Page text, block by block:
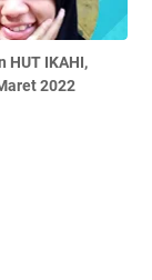
HUT IKAHI,
2022